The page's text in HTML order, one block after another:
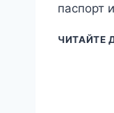
паспорт
ЧИТАЙТЕ